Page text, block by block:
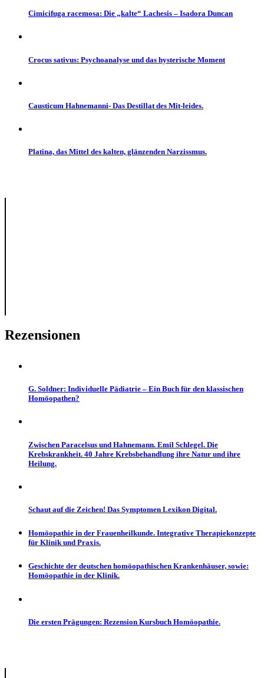
Cimicifuga racemosa: Die „kalte“ Lachesis – Isadora Duncan
Crocus sativus: Psychoanalyse und das hysterische Moment
Causticum Hahnemanni- Das Destillat des Mit-leides.
Platina, das Mittel des kalten, glänzenden Narzissmus.
Rezensionen
G. Soldner: Individuelle Pädiatrie – Ein Buch für den klassischen
Homöopathen?
Zwischen Paracelsus und Hahnemann. Emil Schlegel. Die
Krebskrankheit. 40 Jahre Krebsbehandlung ihre Natur und ihre
Heilung.
Schaut auf die Zeichen! Das Symptomen Lexikon Digital.
Homöopathie in der Frauenheilkunde. Integrative Therapiekonzepte
für Klinik und Praxis.
Geschichte der deutschen homöopathischen Krankenhäuser, sowie:
Homöopathie in der Klinik.
Die ersten Prägungen: Rezension Kursbuch Homöopathie.